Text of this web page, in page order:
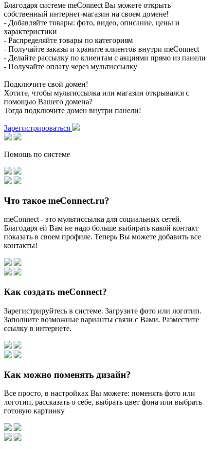
Благодаря системе meConnect Вы можете открыть
собственный интернет-магазин на своем домене!
- Добавляйте товары: фото, видео, описание, цены и
характеристики
- Распределяйте товары по категориям
- Получайте заказы и храните клиентов внутри meConnect
- Делайте рассылку по клиентам с акциями прямо из панели
- Получайте оплату через мультиссылку
Подключите свой домен!
Хотите, чтобы мультиссылка или магазин открывался с
помощью Вашего домена?
Тогда подключите домен внутри панели!
Зарегистрироваться
Помощь по системе
Что такое meConnect.ru?
meConnect - это мультиссылка для социальных сетей.
Благодаря ей Вам не надо больше выбирать какой контакт
показать в своем профиле. Теперь Вы можете добавить все
контакты!
Как создать meConnect?
Зарегистрируйтесь в системе. Загрузите фото или логотип.
Заполните возможные варианты связи с Вами. Разместите
ссылку в интернете.
Как можно поменять дизайн?
Все просто, в настройках Вы можете: поменять фото или
логотип, рассказать о себе, выбрать цвет фона или выбрать
готовую картинку